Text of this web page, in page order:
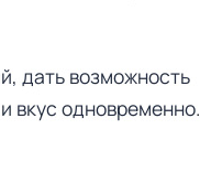
дать возможность
вкус одновременно.